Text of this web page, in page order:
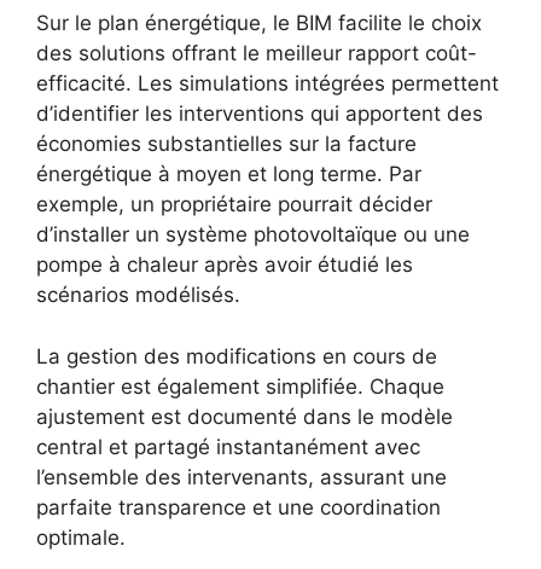
Sur le plan énergétique, le BIM facilite le choix
des solutions offrant le meilleur rapport coût-
efficacité. Les simulations intégrées permettent
d’identifier les interventions qui apportent des
économies substantielles sur la facture
énergétique à moyen et long terme. Par
exemple, un propriétaire pourrait décider
d’installer un système photovoltaïque ou une
pompe à chaleur après avoir étudié les
scénarios modélisés.
La gestion des modifications en cours de
chantier est également simplifiée. Chaque
ajustement est documenté dans le modèle
central et partagé instantanément avec
l’ensemble des intervenants, assurant une
parfaite transparence et une coordination
optimale.